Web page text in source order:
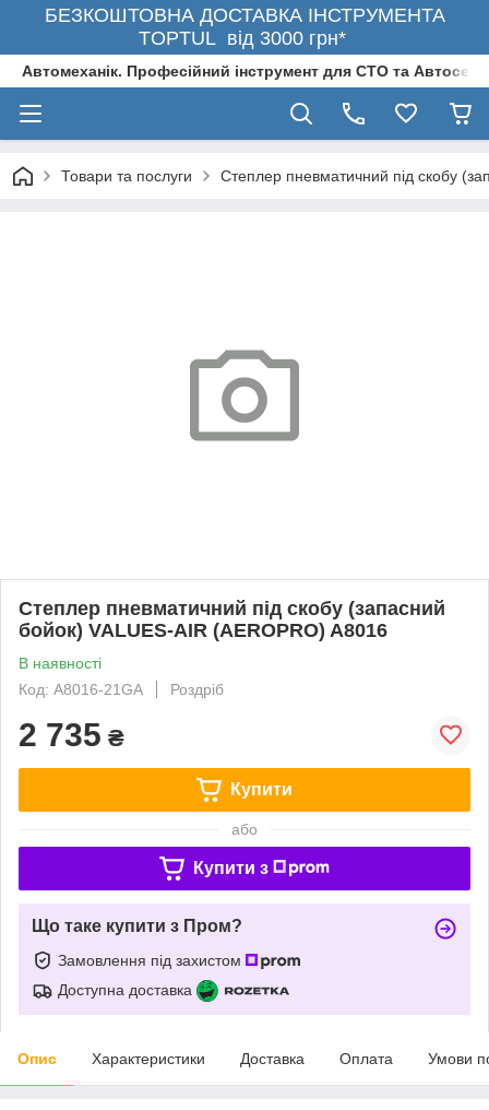
БЕЗКОШТОВНА ДОСТАВКА ІНСТРУМЕНТА
TOPTUL від 3000 грн*
Автомеханік. Професійний інструмент для СТО та
Товари та послуги Степлер пневматичний під скобу
Степлер пневматичний під скобу (запасний
бойок) VALUES-AIR (AEROPRO) A8016
В наявності
Код: A8016-21GA
Роздріб
2 735 ₴
Купити
або
Купити з
Що таке купити з Пром?
Замовлення під захистом
Доступна доставка
Опис Характеристики Доставка Оплата Умови